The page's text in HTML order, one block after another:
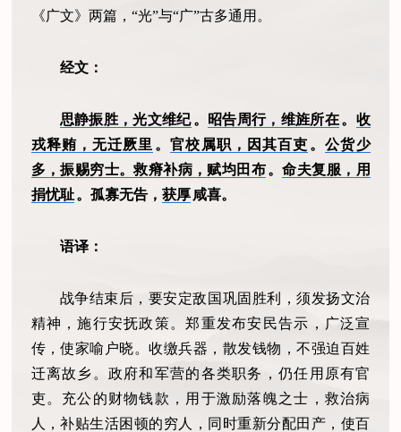
《广文》两篇，“光”与“广”古多通用。
经文：
思静振胜，光文维纪。 昭告周行，维旌所在。 收
戎释贿，无迁厥里 。官校属职，因其百吏 。公货少
多，振赐穷士。救瘠补病，赋均田布。命夫复服，用
捐忧耻 。孤寡无告， 获厚 咸喜。
语译：
战争结束后，要安定敌国巩固胜利，须发扬文治
精神，施行安抚政策。郑重发布安民告示，广泛宣
传，使家喻户晓。收缴兵器，散发钱物，不强迫百姓
迁离故乡。政府和军营的各类职务，仍任用原有官
吏。充公的财物钱款，用于激励落魄之士，救治病
人，补贴生活困顿的穷人，同时重新分配田产，使百